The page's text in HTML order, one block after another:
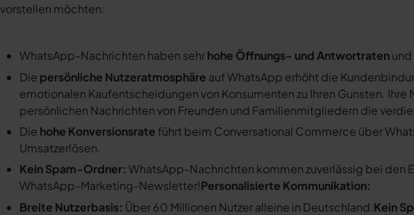
vorstellen möchten:
WhatsApp-Nachrichten haben sehrhohe Öffnungs- und Antwortraten
Die persönliche Nutzeratmosphäre auf WhatsApp erhöht die
emotionalen Kaufentscheidungen von Konsumenten zu Ihren Gunsten.
persönlichen Nachrichten von Freunden und Familienmitgliedern die
Die hohe Konversionsrate führt beim Conversational Commerce über
Umsatzerlösen.
Kein Spam-Ordner: WhatsApp-Nachrichten kommen zuverlässig bei den
WhatsApp-Marketing-Newsletter!Personalisierte Kommunikation:
Breite Nutzerbasis: Über 60 Millionen Nutzer alleine in Deutschland.Kein